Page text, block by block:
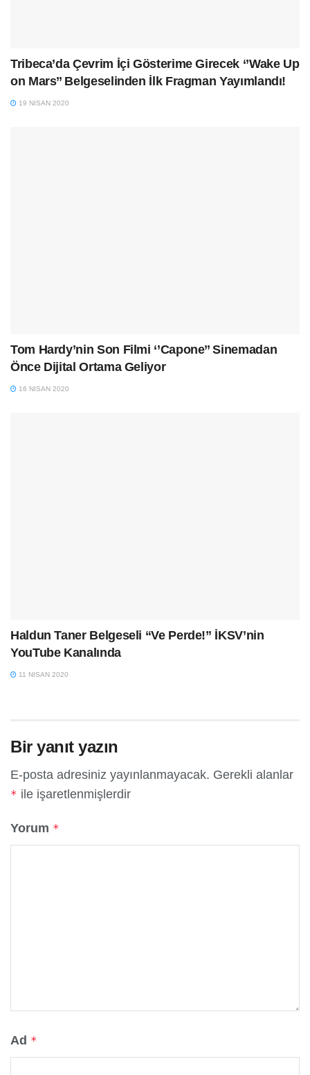
Tribeca’da Çevrim İçi Gösterime Girecek ‘’Wake Up
on Mars’’ Belgeselinden İlk Fragman Yayımlandı!
19 NISAN 2020
Tom Hardy’nin Son Filmi ‘’Capone’’ Sinemadan
Önce Dijital Ortama Geliyor
16 NISAN 2020
Haldun Taner Belgeseli “Ve Perde!” İKSV’nin
YouTube Kanalında
11 NISAN 2020
Bir yanıt yazın
E-posta adresiniz yayınlanmayacak. Gerekli alanlar
* ile işaretlenmişlerdir
Yorum *
Ad *